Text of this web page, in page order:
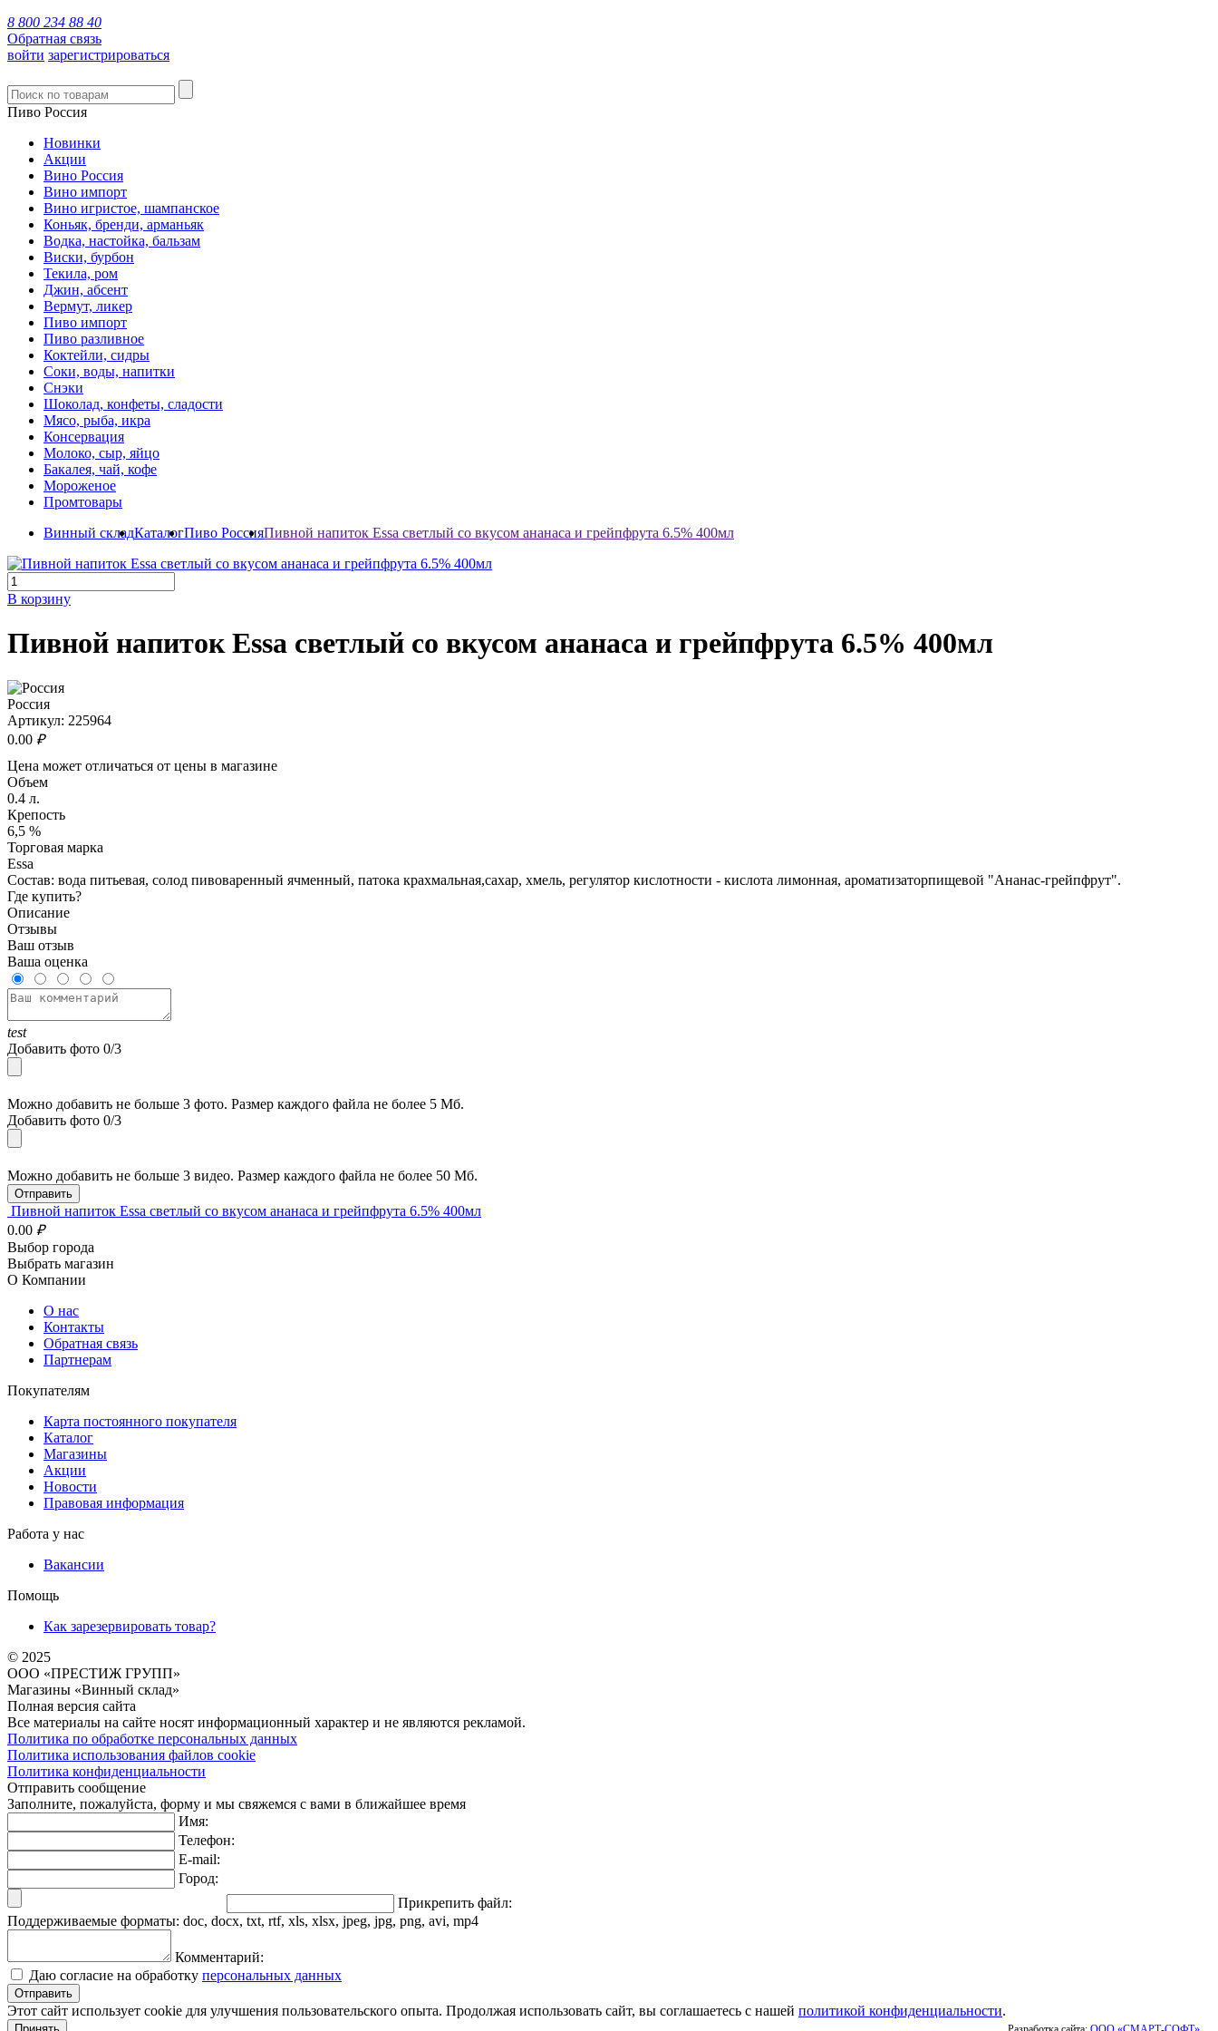
8 800 234 88 40
Обратная связь
войти зарегистрироваться
Пиво Россия
Новинки
Акции
Вино Россия
Вино импорт
Вино игристое, шампанское
Коньяк, бренди, арманьяк
Водка, настойка, бальзам
Виски, бурбон
Текила, ром
Джин, абсент
Вермут, ликер
Пиво импорт
Пиво разливное
Коктейли, сидры
Соки, воды, напитки
Снэки
Шоколад, конфеты, сладости
Мясо, рыба, икра
Консервация
Молоко, сыр, яйцо
Бакалея, чай, кофе
Мороженое
Промтовары
Винный складКаталогПиво РоссияПивной напиток Essa светлый со вкусом ананаса и грейпфрута 6.5% 400мл
В корзину
Пивной напиток Essa светлый со вкусом ананаса и грейпфрута 6.5% 400мл
Россия
Артикул: 225964
0.00 ₽
Цена может отличаться от цены в магазине
Объем
0.4 л.
Крепость
6,5 %
Торговая марка
Essa
Состав: вода питьевая, солод пивоваренный ячменный, патока крахмальная,сахар, хмель, регулятор кислотности - кислота лимонная, ароматизаторпищевой "Ананас-грейпфрут".
Где купить?
Описание
Отзывы
Ваш отзыв
Ваша оценка
test
Добавить фото 0/3
Можно добавить не больше 3 фото. Размер каждого файла не более 5 Мб.
Добавить фото 0/3
Можно добавить не больше 3 видео. Размер каждого файла не более 50 Мб.
Пивной напиток Essa светлый со вкусом ананаса и грейпфрута 6.5% 400мл
0.00 ₽
Выбор города
Выбрать магазин
О Компании
О нас
Контакты
Обратная связь
Партнерам
Покупателям
Карта постоянного покупателя
Каталог
Магазины
Акции
Новости
Правовая информация
Работа у нас
Вакансии
Помощь
Как зарезервировать товар?
© 2025
ООО «ПРЕСТИЖ ГРУПП»
Магазины «Винный склад»
Полная версия сайта
Все материалы на сайте носят информационный характер и не являются рекламой.
Политика по обработке персональных данных
Политика использования файлов cookie
Политика конфиденциальности
Отправить сообщение
Заполните, пожалуйста, форму и мы свяжемся с вами в ближайшее время
Имя:
Телефон:
E-mail:
Город:
Прикрепить файл:
Поддерживаемые форматы: doc, docx, txt, rtf, xls, xlsx, jpeg, jpg, png, avi, mp4
Комментарий:
Даю согласие на обработку персональных данных
Этот сайт использует cookie для улучшения пользовательского опыта. Продолжая использовать сайт, вы соглашаетесь с нашей политикой конфиденциальности.